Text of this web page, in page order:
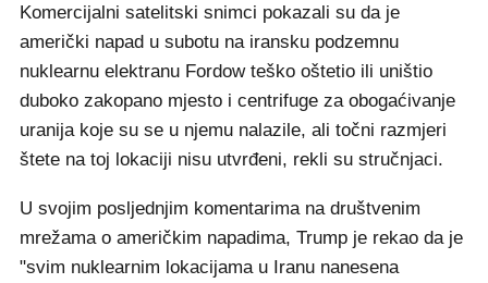
Komercijalni satelitski snimci pokazali su da je
američki napad u subotu na iransku podzemnu
nuklearnu elektranu Fordow teško oštetio ili uništio
duboko zakopano mjesto i centrifuge za obogaćivanje
uranija koje su se u njemu nalazile, ali točni razmjeri
štete na toj lokaciji nisu utvrđeni, rekli su stručnjaci.
U svojim posljednjim komentarima na društvenim
mrežama o američkim napadima, Trump je rekao da je
"svim nuklearnim lokacijama u Iranu nanesena